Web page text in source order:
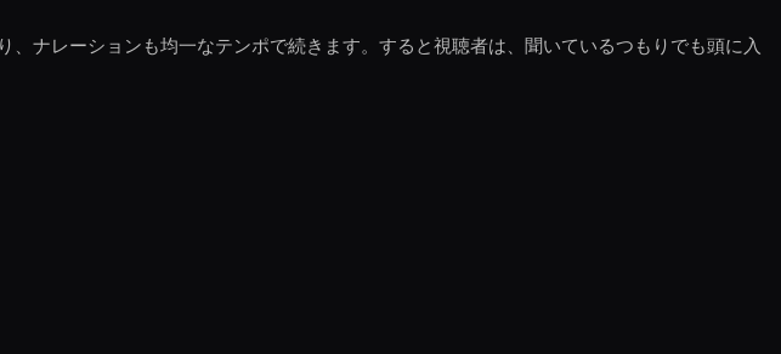
ナレーションも均一なテンポで続きます。すると視聴者は、聞いているつもりでも頭に入